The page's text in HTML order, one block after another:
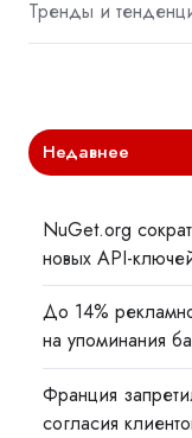
Тренды и
Недавнее
NuGet.org
новых API-
До 14%
на упоминания
Франция
согласия